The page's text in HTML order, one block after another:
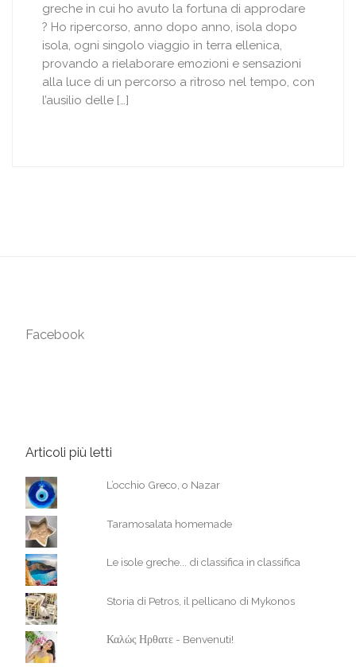
greche in cui ho avuto la fortuna di approdare
? Ho ripercorso, anno dopo anno, isola dopo
isola, ogni singolo viaggio in terra ellenica,
provando a rielaborare emozioni e sensazioni
alla luce di un percorso a ritroso nel tempo, con
l’ausilio delle […]
Facebook
Articoli più letti
L’occhio Greco, o Nazar
Taramosalata homemade
Le isole greche... di classifica in classifica
Storia di Petros, il pellicano di Mykonos
Καλώς Ηρθατε - Benvenuti!